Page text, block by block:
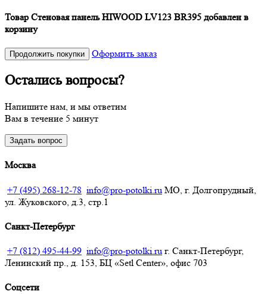
Товар Стеновая панель HIWOOD LV123 BR395 добавлен в
корзину
Продолжить покупки Оформить заказ
Остались вопросы?
Напишите нам, и мы ответим
Вам в течение 5 минут
Задать вопрос
Москва
+7 (495) 268-12-78 info@pro-potolki.ru МО, г. Долгопрудный,
ул. Жуковского, д.3, стр.1
Санкт-Петербург
+7 (812) 495-44-99 info@pro-potolki.ru г. Санкт-Петербург,
Ленинский пр., д. 153, БЦ «Setl Center», офис 703
Соцсети